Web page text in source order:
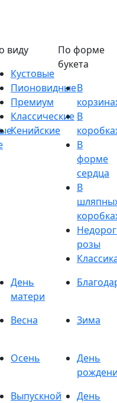
виду
Кустовые
Пионовидные
Премиум
Классические
Кенийские
По форме
букета
В
В
В
форме
сердца
В
розы
День
матери
Весна Зима
Осень
День
Выпускной
День